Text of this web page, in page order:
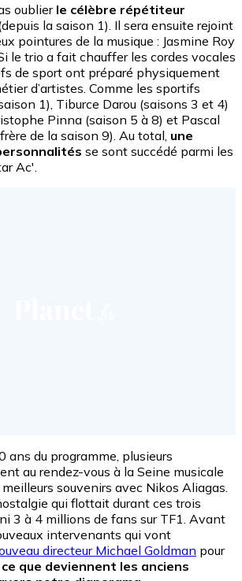
oublier le célèbre répétiteur
la saison 1). Il sera ensuite rejoint
pointures de la musique : Jasmine Roy
le trio a fait chauffer les cordes vocales
de sport ont préparé physiquement
d’artistes. Comme les sportifs
1), Tiburce Darou (saisons 3 et 4)
Pinna (saison 5 à 8) et Pascal
de la saison 9). Au total, une
se sont succédé parmi les
Ac'.
ans du programme, plusieurs
au rendez-vous à la Seine musicale
souvenirs avec Nikos Aliagas.
qui flottait durant ces trois
3 à 4 millions de fans sur TF1. Avant
intervenants qui vont
directeur Michael Goldman pour
que deviennent les anciens